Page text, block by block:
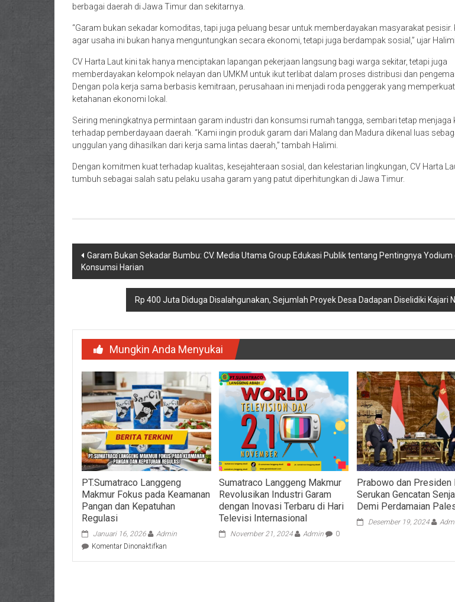
berbagai daerah di Jawa Timur dan sekitarnya.
“Garam bukan sekadar komoditas, tapi juga peluang besar untuk memberdayakan masyarakat pesisir.
agar usaha ini bukan hanya menguntungkan secara ekonomi, tetapi juga berdampak sosial,” ujar
CV Harta Laut kini tak hanya menciptakan lapangan pekerjaan langsung bagi warga sekitar, tetapi juga
memberdayakan kelompok nelayan dan UMKM untuk ikut terlibat dalam proses distribusi dan
Dengan pola kerja sama berbasis kemitraan, perusahaan ini menjadi roda penggerak yang memperkuat
ketahanan ekonomi lokal.
Seiring meningkatnya permintaan garam industri dan konsumsi rumah tangga, sembari tetap menjaga
terhadap pemberdayaan daerah. “Kami ingin produk garam dari Malang dan Madura dikenal luas
unggulan yang dihasilkan dari kerja sama lintas daerah,” tambah Halimi.
Dengan komitmen kuat terhadap kualitas, kesejahteraan sosial, dan kelestarian lingkungan, CV Harta
tumbuh sebagai salah satu pelaku usaha garam yang patut diperhitungkan di Jawa Timur.
Navigasi
pos
Garam Bukan Sekadar Bumbu: CV. Media Utama Group Edukasi Publik tentang Pentingnya Yodium
Konsumsi Harian
Rp 400 Juta Diduga Disalahgunakan, Sejumlah Proyek Desa Dadapan Diselidiki Kajari
Mungkin Anda Menyukai
PT.Sumatraco Langgeng
Makmur Fokus pada Keamanan
Pangan dan Kepatuhan
Regulasi
Januari 16, 2026
Admin
Komentar Dinonaktifkan
Sumatraco Langgeng Makmur
Revolusikan Industri Garam
dengan Inovasi Terbaru di Hari
Televisi Internasional
November 21, 2024 Admin 0
Prabowo dan Presiden
Serukan Gencatan
Demi Perdamaian
Desember 19, 2024